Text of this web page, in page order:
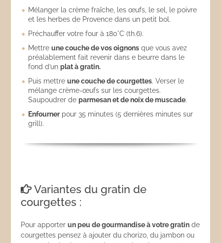
Mélanger la crème fraîche, les œufs, le sel, le poivre
et les herbes de Provence dans un petit bol.
Préchauffer votre four à 180°C (th.6).
Mettreune couche de vos oignons que vous avez
préalablement fait revenir dans e beurre dans le
fond d’unplat à gratin.
Puis mettreune couche de courgettes. Verser le
mélange crème-œufs sur les courgettes.
Saupoudrer deparmesan et de noix de muscade.
Enfournerpour 35 minutes (5 dernières minutes sur
grill).
Variantes du gratin de
courgettes :
Pour apporterun peu de gourmandise à votre gratin de
courgettes pensez à ajouter du chorizo, du jambon ou